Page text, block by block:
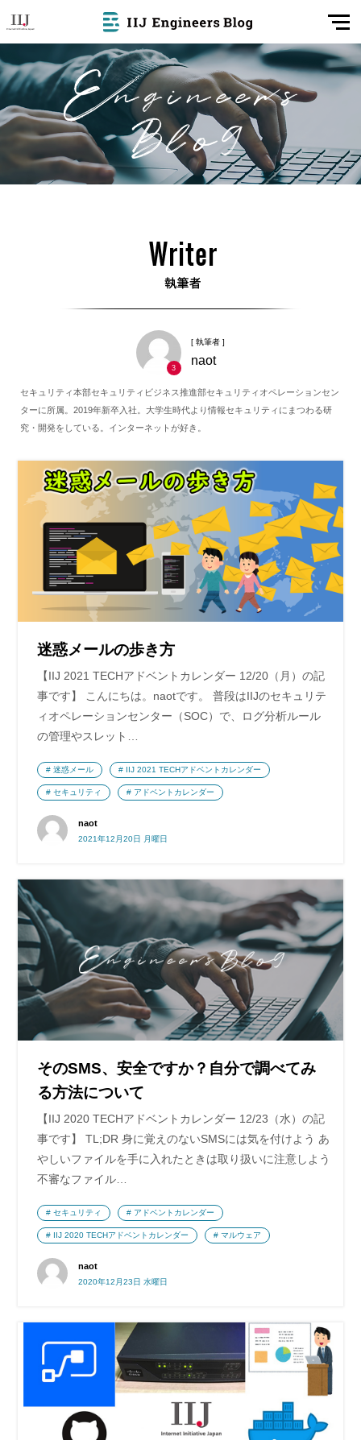
3
[ 執筆者 ]
naot
セキュリティ本部セキュリティビジネス推進部セキュリティオペレーションセン
ターに所属。2019年新卒入社。大学生時代より情報セキュリティにまつわる研
究・開発をしている。インターネットが好き。
迷惑メールの歩き方
【IIJ 2021 TECHアドベントカレンダー 12/20（月）の記
事です】 こんにちは。naotです。 普段はIIJのセキュリテ
ィオペレーションセンター（SOC）で、ログ分析ルール
の管理やスレット…
naot
2021年12月20日 月曜日
迷惑メール IIJ 2021 TECHアドベントカレンダー
セキュリティ アドベントカレンダー
そのSMS、安全ですか？自分で調べてみ
る方法について
【IIJ 2020 TECHアドベントカレンダー 12/23（水）の記
事です】 TL;DR 身に覚えのないSMSには気を付けよう あ
やしいファイルを手に入れたときは取り扱いに注意しよう
不審なファイル…
naot
2020年12月23日 水曜日
セキュリティ アドベントカレンダー
IIJ 2020 TECHアドベントカレンダー マルウェア